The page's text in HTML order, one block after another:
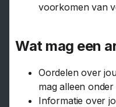
voorkomen van
Wat mag een
Oordelen over
mag alleen
Informatie over